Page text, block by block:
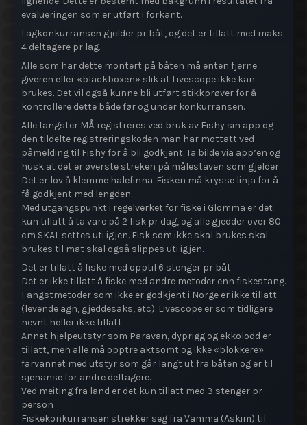
evalueringen som er utført i forkant.
Lagkonkurransen gjelder pr båt, og det er tillatt med maks
4 deltagere pr lag.
Alle som har dette montert på båten må enten fjerne
giveren eller «blackboxen» slik at Livescope ikke kan
brukes. Det vil også kunne bli utført stikkprøver for å
kontrollere dette både før og under konkurransen.
Alle fangster MÅ registreres ved bruk av Fishy sin app og
den tildelte registreringskoden man har mottatt ved
påmelding til Fishy for å bli godkjent. Ta bilde via app’en og
husk at det er øverste streken på målestaven som gjelder.
Det er lov å klemme halefinna. Fisken må krysse linja for å
få godkjent med lengden.
Med utgangspunkt i regelverket for fiske i Glomma er det
kun tillatt å ta vare på 2 fisk pr dag, og alle gjedder over 80
cm SKAL settes uti igjen. Fisk som ikke skal brukes skal
brukes til mat skal også slippes uti igjen.
Det er tillatt å fiske med opptil 6 stenger pr båt
Det er ikke tillatt å fiske med andre metoder enn fiskestang.
Fangstmetoder som ikke er godkjent i Norge er ikke tillatt
(levende agn, gjeddesaks, etc). Livescope er som tidligere
nevnt heller ikke tillatt.
Annet hjelpeutstyr som Paravan, dyprigg og ekkolodd er
tillatt, men alle må opptre aktsomt og ikke «blokkere»
farvannet med utstyr som går langt ut fra båten og er til
sjenanse for andre deltagere.
Ved meiting fra land er det kun tillatt med 3 stenger pr
person
Fiskekonkurransen strekker seg fra Vamma (Askim) til